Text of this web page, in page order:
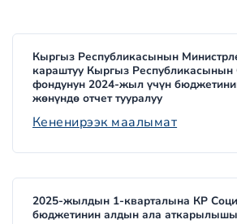
Кыргыз Республикасынын
караштуу Кыргыз
фондунун 2024-жыл үчүн
жөнүндө отчет тууралуу
Кененирээк маалымат
2025-жылдын 1-кварталына КР
бюджетинин алдын ала аткарылышы